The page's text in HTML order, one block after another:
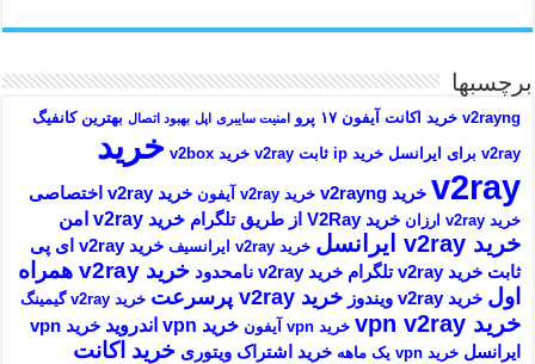
برچسبها
v2rayng خرید اکانت آیفون ۱۷ پرو امنیت سایبری اپل بهبود اتصال بهترین کانفیگ
v2ray برای ایرانسل
خرید ip ثابت v2ray خرید v2box
خرید
v2ray خرید v2rayng خرید v2ray آیفون خرید v2ray اختصاصی
خرید v2ray ارزان خرید V2Ray از طریق تلگرام خرید v2ray امن
خرید v2ray ایرانسل خرید v2ray ایرانسیف
خرید v2ray ای پی
ثابت خرید v2ray تلگرام خرید v2ray نامحدود
خرید v2ray همراه
اول خرید v2ray ویندوز خرید v2ray پرسرعت خرید v2ray گیمینگ
خرید vpn v2ray خرید vpn آیفون خرید vpn اندروید
خرید vpn
ایرانسل خرید vpn یک ماهه خرید اشتراک ویتوری خرید اکانت